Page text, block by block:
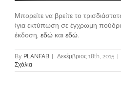
Μπορείτε να βρείτε το
(για εκτύπωση σε έγχρωμη
έκδοση, εδώ και εδώ.
By PLANFAB Δεκέμβριος 18th, 2015
Σχόλια